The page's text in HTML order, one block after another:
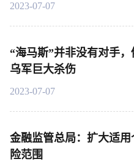
2023-07-07
“海马斯”并非没有对手
乌军巨大杀伤
2023-07-07
金融监管总局：扩大适
险范围